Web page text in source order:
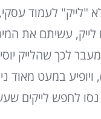
"לייק" לעמוד
עשיתם את
לכך שהלייק
ויופיע במעט מאוד
לחפש לייקים